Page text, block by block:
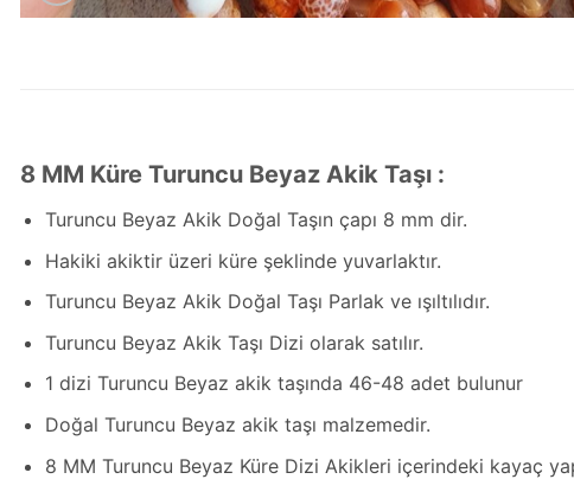
8 MM Küre Turuncu Beyaz Akik Taşı :
Turuncu Beyaz Akik Doğal Taşın çapı 8 mm dir.
Hakiki akiktir üzeri küre şeklinde yuvarlaktır.
Turuncu Beyaz Akik Doğal Taşı Parlak ve ışıltılıdır.
Turuncu Beyaz Akik Taşı Dizi olarak satılır.
1 dizi Turuncu Beyaz akik taşında 46-48 adet bulunur
Doğal Turuncu Beyaz akik taşı malzemedir.
8 MM Turuncu Beyaz Küre Dizi Akikleri içerindeki kayaç